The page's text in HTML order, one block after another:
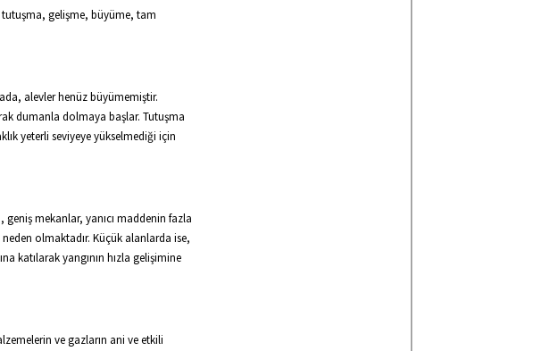
tutuşma, gelişme, büyüme, tam
alevler henüz büyümemiştir.
dumanla dolmaya başlar. Tutuşma
yeterli seviyeye yükselmediği için
mekanlar, yanıcı maddenin fazla
neden olmaktadır. Küçük alanlarda ise,
katılarak yangının hızla gelişimine
ve gazların ani ve etkili